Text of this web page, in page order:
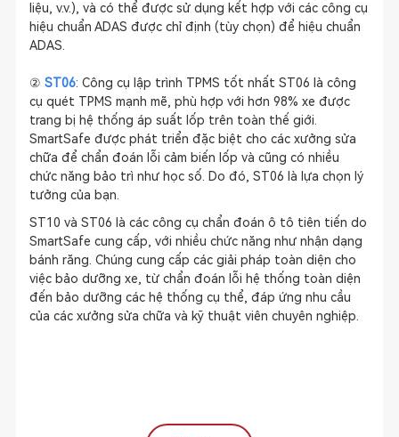
liệu, v.v.), và có thể được sử dụng kết hợp với các công cụ
hiệu chuẩn ADAS được chỉ định (tùy chọn) để hiệu chuẩn
ADAS.
② ST06: Công cụ lập trình TPMS tốt nhất ST06 là công
cụ quét TPMS mạnh mẽ, phù hợp với hơn 98% xe được
trang bị hệ thống áp suất lốp trên toàn thế giới.
SmartSafe được phát triển đặc biệt cho các xưởng sửa
chữa để chẩn đoán lỗi cảm biến lốp và cũng có nhiều
chức năng bảo trì như học số. Do đó, ST06 là lựa chọn lý
tưởng của bạn.
ST10 và ST06 là các công cụ chẩn đoán ô tô tiên tiến do
SmartSafe cung cấp, với nhiều chức năng như nhận dạng
bánh răng. Chúng cung cấp các giải pháp toàn diện cho
việc bảo dưỡng xe, từ chẩn đoán lỗi hệ thống toàn diện
đến bảo dưỡng các hệ thống cụ thể, đáp ứng nhu cầu
của các xưởng sửa chữa và kỹ thuật viên chuyên nghiệp.